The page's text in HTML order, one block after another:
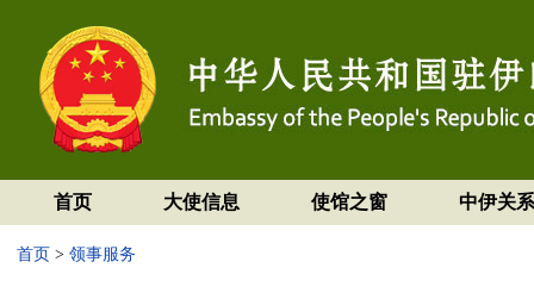
首页 大使信息 使馆之窗 中伊关系
首页 > 领事服务